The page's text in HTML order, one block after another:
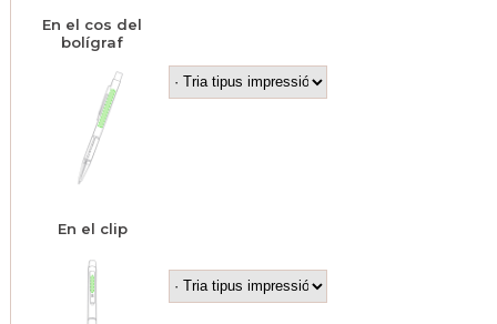
En el cos del
bolígraf
En el clip